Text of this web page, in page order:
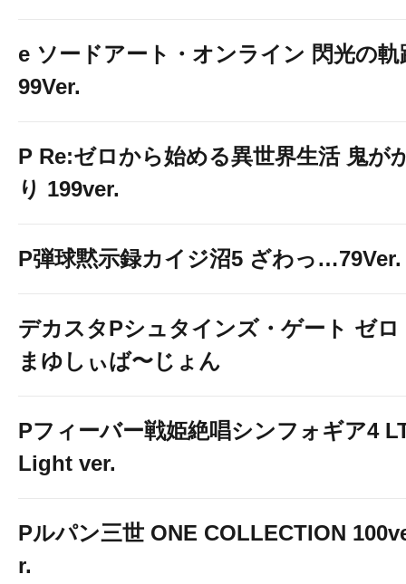
e ソードアート・オンライン 閃光の軌
99Ver.
P Re:ゼロから始める異世界生活 鬼が
り 199ver.
P弾球黙示録カイジ沼5 ざわっ…79Ver.
デカスタPシュタインズ・ゲート ゼロ
まゆしぃば〜じょん
Pフィーバー戦姫絶唱シンフォギア4
Light ver.
Pルパン三世 ONE COLLECTION
r.